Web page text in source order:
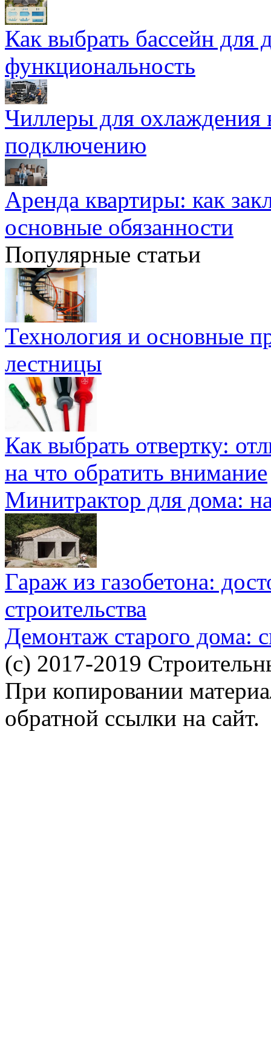
Как выбрать бассейн для
функциональность
Чиллеры для охлаждения
подключению
Аренда квартиры: как
основные обязанности
Популярные статьи
Технология и основные
лестницы
Как выбрать отвертку:
на что обратить внимание
Минитрактор для дома:
Гараж из газобетона:
строительства
Демонтаж старого дома:
(c) 2017-2019
При копировании
обратной ссылки на сайт.